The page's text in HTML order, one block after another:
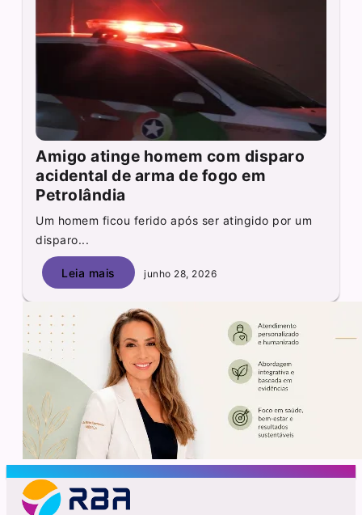
Amigo atinge homem com disparo
acidental de arma de fogo em
Petrolândia
Um homem ficou ferido após ser atingido por um
disparo...
Leia mais junho 28, 2026